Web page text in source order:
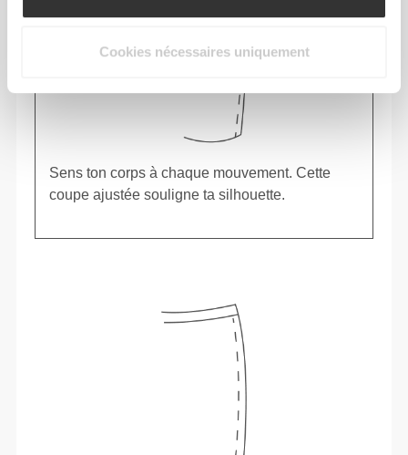
Cookies nécessaires uniquement
Sens ton corps à chaque mouvement. Cette
coupe ajustée souligne ta silhouette.